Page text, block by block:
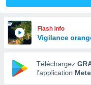
Flash info
Vigilance
Téléchargez
l’application